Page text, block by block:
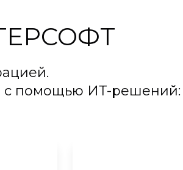
с помощью ИТ-решений: